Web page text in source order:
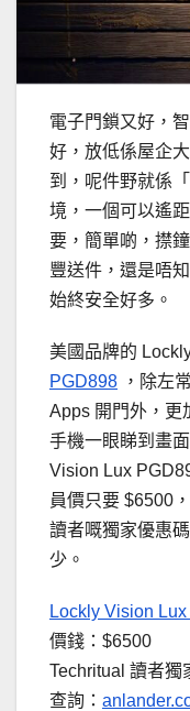
電子門鎖又好，
好，放低係屋企
到，呢件野就係
境，一個可以遙
要，簡單啲，㩒
豐送件，還是唔
始終安全好多。
美國品牌的
PGD898 ，除左
Apps 開門外，更
手機一眼睇到畫
Vision Lux
員價只要 $6500
讀者嘅獨家優惠
少。
Lockly Vision Lux
價錢：$6500
Techritual 讀者獨
查詢：